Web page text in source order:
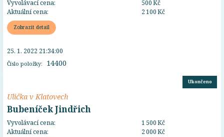
Vyvolávací cena:
500 Kč
Aktuální cena:
2 100 Kč
Zobrazit detail
Číslo položky: 14400
25. 1. 2022 21:34:00
Ukončeno
Ulička v Klatovech
Bubeníček Jindřich
Vyvolávací cena:
1 500 Kč
Aktuální cena:
2 000 Kč